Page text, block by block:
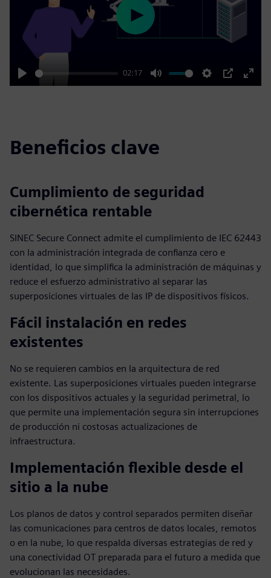
Play
02:17
Mute Settings
PIP
Enter
Play
Beneficios clave
Cumplimiento de seguridad
cibernética rentable
SINEC Secure Connect admite el cumplimiento de IEC 62443
con la administración integrada de confianza cero e
identidad, lo que simplifica la administración de máquinas y
reduce el esfuerzo administrativo al separar las
superposiciones virtuales de las IP de dispositivos físicos.
Fácil instalación en redes
existentes
No se requieren cambios en la arquitectura de red
existente. Las superposiciones virtuales pueden integrarse
con los dispositivos actuales y la seguridad perimetral, lo
que permite una implementación segura sin interrupciones
de producción ni costosas actualizaciones de
infraestructura.
Implementación flexible desde el
sitio a la nube
Los planos de datos y control separados permiten diseñar
las comunicaciones para centros de datos locales, remotos
o en la nube, lo que respalda diversas estrategias de red y
una conectividad OT preparada para el futuro a medida que
evolucionan las necesidades.